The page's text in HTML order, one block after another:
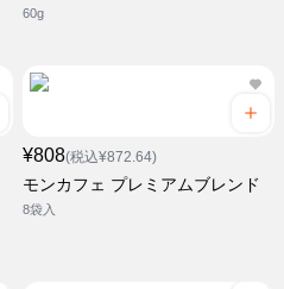
60g
¥808(税込¥872.64)
モンカフェ プレミアムブレンド
8袋入